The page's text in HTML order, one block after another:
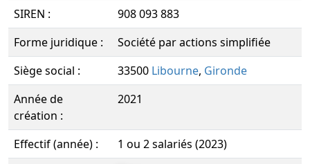
SIREN :
908 093 883
Forme juridique :
Société par actions simplifiée
Siège social :
33500 Libourne, Gironde
Année de
création :
2021
Effectif (année) :
1 ou 2 salariés (2023)